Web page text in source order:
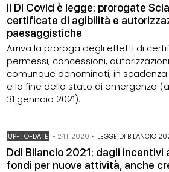
Il Dl Covid è legge: prorogate
certificate di agibilità e
paesaggistiche
Arriva la proroga degli effetti di
permessi, concessioni,
comunque denominati, in scadenza
e la fine dello stato di emergenza
31 gennaio 2021).
UP-TO-DATE • 24.11.2020 • LEGGE DI BILANCIO
Ddl Bilancio 2021: dagli incentivi
fondi per nuove attività, anche